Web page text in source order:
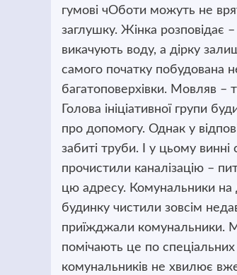
гумові чОботи можуть не
заглушку. Жінка розповідає
викачують воду, а дірку
самого початку побудована
багатоповерхівки. Мовляв –
Голова ініціативної групи
про допомогу. Однак у
забиті труби. І у цьому
прочистили каналізацію –
цю адресу. Комунальники на
будинку чистили зовсім
приїжджали комунальники.
помічають це по
комунальників не хвилює